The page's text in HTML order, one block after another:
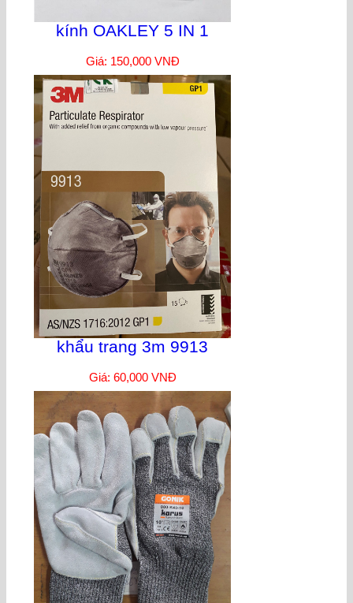
kính OAKLEY 5 IN 1
Giá: 150,000 VNĐ
khẩu trang 3m 9913
Giá: 60,000 VNĐ